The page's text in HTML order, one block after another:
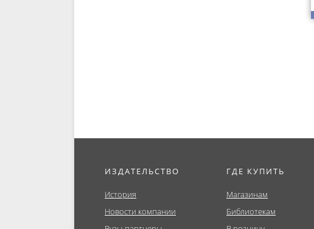
ИЗДАТЕЛЬСТВО
История
Новости компании
ГДЕ КУПИТЬ
Магазинам
Библиотекам